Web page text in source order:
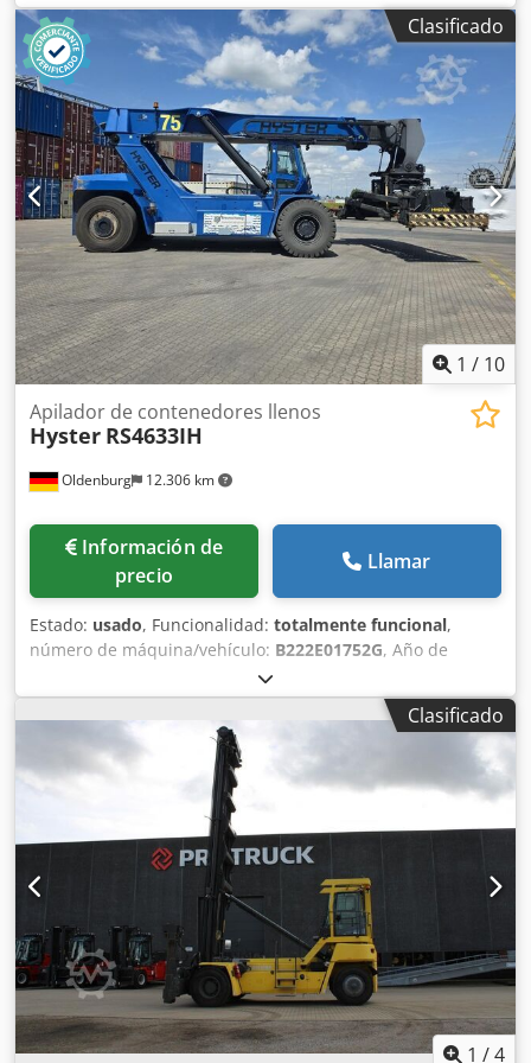
Djdpfxoznwx Rj Al Dsck Póngase en contacto con el equipo
de ventas para obtener más información.
Clasificado
1 / 10
Oldenburg 12.306 km
Apilador de contenedores llenos
Hyster RS4633IH
Información de
precio
Llamar
Estado: usado, Funcionalidad: totalmente funcional,
número de máquina/vehículo: B222E01752G, Año de
, horas de funcionamiento:
capacidad de carga:46.000 kg, altura de elevación:14.880
mm, tipo de combustible:
, tipo de mástil:
telescópico
, altura de construcción:
283 kW (384,77 CV)
, peso en vacío:
Diesel
, Apilador de contenedores de gran
capacidad Número de chasis: B222E01752G Tipo de mástil:
telescópico Transmisión: Dana TE32 Estado: listo para usar
y completamente operativo Estado técnico: bueno
Neumáticos delanteros, tipo: neumáticos Neumáticos
delanteros, tamaño: 18.00-33 Neumáticos delanteros,
estado: 60-80% Neumáticos traseros, tipo: neumáticos
Neumáticos traseros, tamaño: 18.00-33 Neumáticos
traseros, estado: 40-60% Descripción: se vende en las
condiciones en que se encuentra, según disponibilidad en
la fábrica, para ahorrar costes de transporte y
Clasificado
1 /4